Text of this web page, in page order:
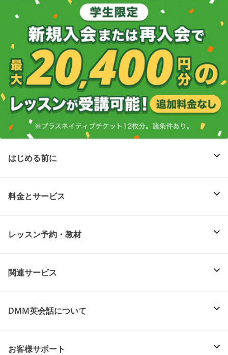
はじめる前に
料金とサービス
レッスン予約・教材
関連サービス
DMM英会話について
お客様サポート